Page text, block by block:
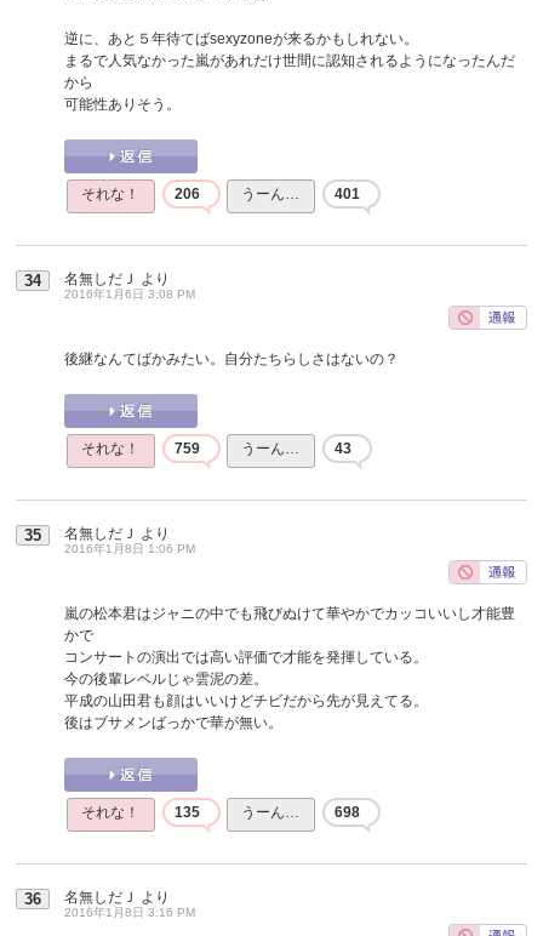
逆に、あと５年待てばsexyzoneが来るかもしれない。
まるで人気なかった嵐があれだけ世間に認知されるようになったんだ
から
可能性ありそう。
それな！ 206 うーん… 401
34 名無しだＪ より
2016年1月6日 3:08 PM
後継なんてばかみたい。自分たちらしさはないの？
それな！ 759 うーん… 43
35 名無しだＪ より
2016年1月8日 1:06 PM
嵐の松本君はジャニの中でも飛びぬけて華やかでカッコいいし才能豊
かで
コンサートの演出では高い評価で才能を発揮している。
今の後輩レベルじゃ雲泥の差。
平成の山田君も顔はいいけどチビだから先が見えてる。
後はブサメンばっかで華が無い。
それな！ 135 うーん… 698
36 名無しだＪ より
2016年1月8日 3:16 PM